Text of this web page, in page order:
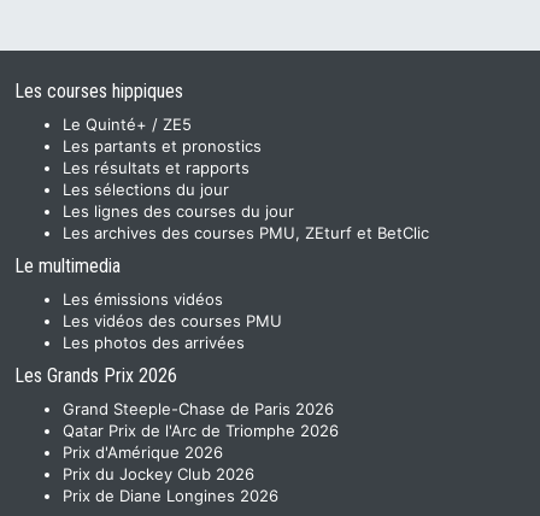
Les courses hippiques
Le Quinté+ / ZE5
Les partants et pronostics
Les résultats et rapports
Les sélections du jour
Les lignes des courses du jour
Les archives des courses PMU, ZEturf et BetClic
Le multimedia
Les émissions vidéos
Les vidéos des courses PMU
Les photos des arrivées
Les Grands Prix 2026
Grand Steeple-Chase de Paris 2026
Qatar Prix de l'Arc de Triomphe 2026
Prix d'Amérique 2026
Prix du Jockey Club 2026
Prix de Diane Longines 2026